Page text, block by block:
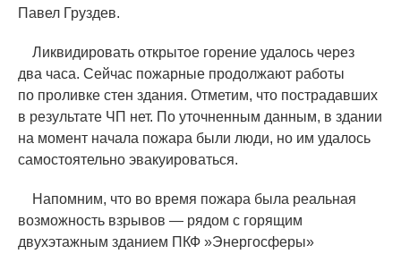
Павел Груздев.
Ликвидировать открытое горение удалось через
два часа. Сейчас пожарные продолжают работы
по проливке стен здания. Отметим, что пострадавших
в результате ЧП нет. По уточненным данным, в здании
на момент начала пожара были люди, но им удалось
самостоятельно эвакуироваться.
Напомним, что во время пожара была реальная
возможность взрывов — рядом с горящим
двухэтажным зданием ПКФ »Энергосферы»